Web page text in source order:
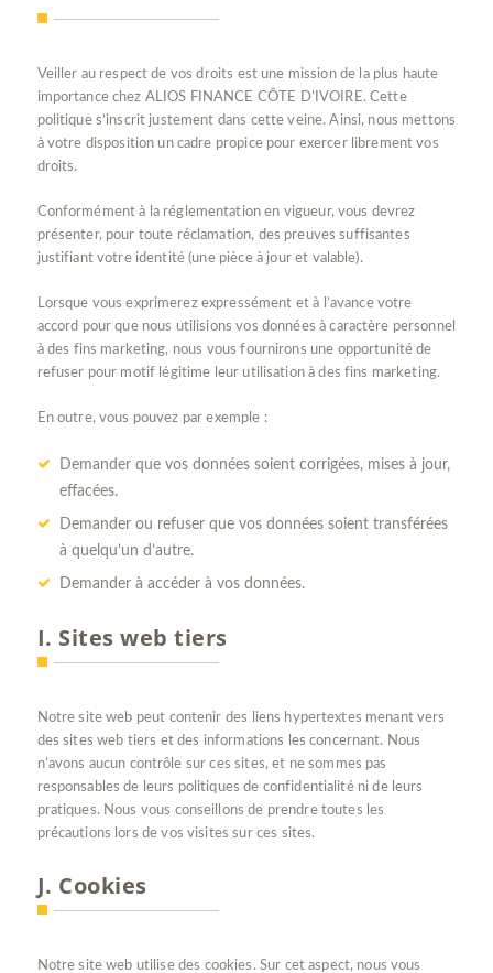
Veiller au respect de vos droits est une mission de la plus haute
importance chez ALIOS FINANCE CÔTE D’IVOIRE. Cette
politique s’inscrit justement dans cette veine. Ainsi, nous mettons
à votre disposition un cadre propice pour exercer librement vos
droits.
Conformément à la réglementation en vigueur, vous devrez
présenter, pour toute réclamation, des preuves suffisantes
justifiant votre identité (une pièce à jour et valable).
Lorsque vous exprimerez expressément et à l’avance votre
accord pour que nous utilisions vos données à caractère personnel
à des fins marketing, nous vous fournirons une opportunité de
refuser pour motif légitime leur utilisation à des fins marketing.
En outre, vous pouvez par exemple :
Demander que vos données soient corrigées, mises à jour,
effacées.
Demander ou refuser que vos données soient transférées
à quelqu’un d’autre.
Demander à accéder à vos données.
I. Sites web tiers
Notre site web peut contenir des liens hypertextes menant vers
des sites web tiers et des informations les concernant. Nous
n’avons aucun contrôle sur ces sites, et ne sommes pas
responsables de leurs politiques de confidentialité ni de leurs
pratiques. Nous vous conseillons de prendre toutes les
précautions lors de vos visites sur ces sites.
J. Cookies
Notre site web utilise des cookies. Sur cet aspect, nous vous